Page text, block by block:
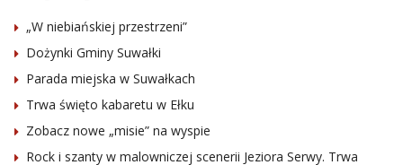
„W niebiańskiej przestrzeni”
Dożynki Gminy Suwałki
Parada miejska w Suwałkach
Trwa święto kabaretu w Ełku
Zobacz nowe „misie” na wyspie
Rock i szanty w malowniczej scenerii Jeziora Serwy. Trwa